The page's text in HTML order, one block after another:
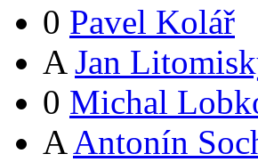
0 Pavel Kolář
A Jan
0 Michal
A Antonín